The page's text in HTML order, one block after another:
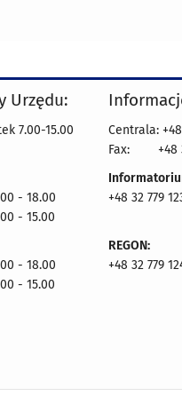
Urzędu:
7.00-15.00
- 18.00
- 15.00
- 18.00
- 15.00
Centrala:
Fax:
+48
+48 32 779
REGON:
+48 32 779